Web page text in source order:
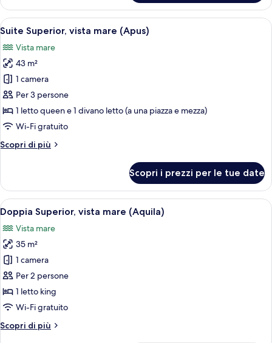
vista
mare
(Orion)
Apri
tutte
le
foto
per
Suite
Superior,
vista
(Apus)
Una camera da letto con un letto
6
Suite Superior, vista mare (Apus)
Vista mare
43 m²
1 camera
Per 3 persone
1 letto queen e 1 divano letto (a una piazza e mezza)
Wi-Fi gratuito
Scopri di più
Altri
Superior,
vista
mare
(Apus)
Scopri i prezzi per le tue date
Apri
tutte
le
foto
per
Doppia
Superior,
vista
(Aquila)
Una camera da letto con un letto
6
Doppia Superior, vista mare (Aquila)
Vista mare
35 m²
1 camera
Per 2 persone
1 letto king
Wi-Fi gratuito
Scopri di più
Altri